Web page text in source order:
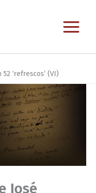
‘refrescos’ (VI)
José